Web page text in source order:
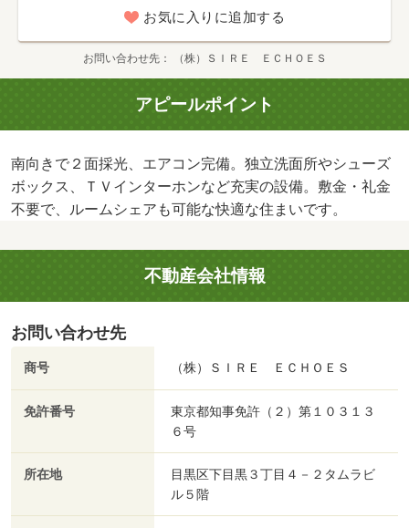
お気に入りに追加する
お問い合わせ先 （株）ＳＩＲＥ ＥＣＨＯＥＳ
アピールポイント
南向きで２面採光、エアコン完備。独立洗面所やシューズ
ボックス、ＴＶインターホンなど充実の設備。敷金・礼金
不要で、ルームシェアも可能な快適な住まいです。
不動産会社情報
お問い合わせ先
商号 （株）ＳＩＲＥ ＥＣＨＯＥＳ
免許番号
東京都知事免許（２）第１０３１３
６号
所在地
目黒区下目黒３丁目４－２タムラビ
ル５階